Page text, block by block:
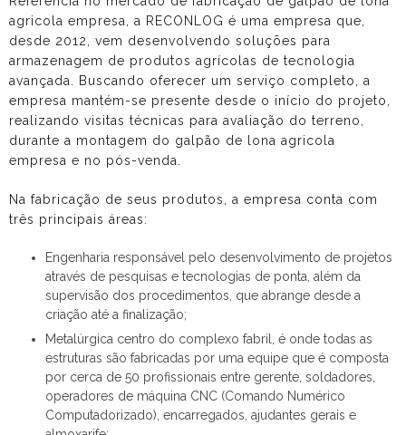
agricola empresa
, a RECONLOG é uma empresa que,
desde 2012, vem desenvolvendo soluções para
armazenagem de produtos agrícolas de tecnologia
avançada. Buscando oferecer um serviço completo, a
empresa mantém-se presente desde o início do projeto,
realizando visitas técnicas para avaliação do terreno,
durante a montagem do galpão de lona agricola
empresa e no pós-venda.
Na fabricação de seus produtos, a empresa conta com
três principais áreas:
Engenharia responsável pelo desenvolvimento de projetos
através de pesquisas e tecnologias de ponta, além da
supervisão dos procedimentos, que abrange desde a
criação até a finalização;
Metalúrgica centro do complexo fabril, é onde todas as
estruturas são fabricadas por uma equipe que é composta
por cerca de 50 profissionais entre gerente, soldadores,
operadores de máquina CNC (Comando Numérico
Computadorizado), encarregados, ajudantes gerais e